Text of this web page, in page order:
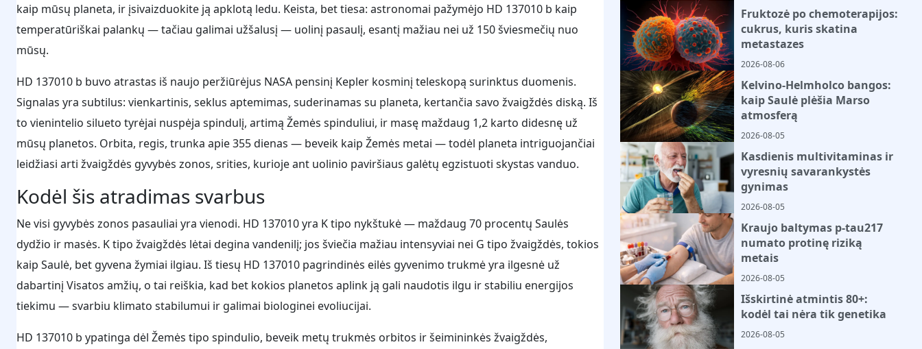
kaip mūsų planeta, ir įsivaizduokite ją apklotą ledu. Keista, bet tiesa: astronomai pažymėjo HD 137010 b kaip
temperatūriškai palankų — tačiau galimai užšalusį — uolinį pasaulį, esantį mažiau nei už 150 šviesmečių nuo
mūsų.
HD 137010 b buvo atrastas iš naujo peržiūrėjus NASA pensinį Kepler kosminį teleskopą surinktus duomenis.
Signalas yra subtilus: vienkartinis, seklus aptemimas, suderinamas su planeta, kertančia savo žvaigždės diską. Iš
to vienintelio silueto tyrėjai nuspėja spindulį, artimą Žemės spinduliui, ir masę maždaug 1,2 karto didesnę už
mūsų planetos. Orbita, regis, trunka apie 355 dienas — beveik kaip Žemės metai — todėl planeta intriguojančiai
leidžiasi arti žvaigždės gyvybės zonos, srities, kurioje ant uolinio paviršiaus galėtų egzistuoti skystas vanduo.
Kodėl šis atradimas svarbus
Ne visi gyvybės zonos pasauliai yra vienodi. HD 137010 yra K tipo nykštukė — maždaug 70 procentų Saulės
dydžio ir masės. K tipo žvaigždės lėtai degina vandenilį; jos šviečia mažiau intensyviai nei G tipo žvaigždės, tokios
kaip Saulė, bet gyvena žymiai ilgiau. Iš tiesų HD 137010 pagrindinės eilės gyvenimo trukmė yra ilgesnė už
dabartinį Visatos amžių, o tai reiškia, kad bet kokios planetos aplink ją gali naudotis ilgu ir stabiliu energijos
tiekimu — svarbiu klimato stabilumui ir galimai biologinei evoliucijai.
HD 137010 b ypatinga dėl Žemės tipo spindulio, beveik metų trukmės orbitos ir šeimininkės žvaigždės,
Fruktozė po chemoterapijos:
cukrus, kuris skatina
metastazes
2026-08-06
Kelvino-Helmholco bangos:
kaip Saulė plėšia Marso
atmosferą
2026-08-05
Kasdienis multivitaminas ir
vyresnių savarankystės
gynimas
2026-08-05
Kraujo baltymas p-tau217
numato protinę riziką
metais
2026-08-05
Išskirtinė atmintis 80+:
kodėl tai nėra tik genetika
2026-08-05